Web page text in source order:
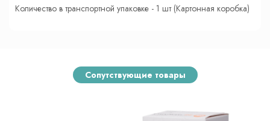
Количество в транспортной упаковке - 1 шт (Картонная коробка)
Сопутствующие товары